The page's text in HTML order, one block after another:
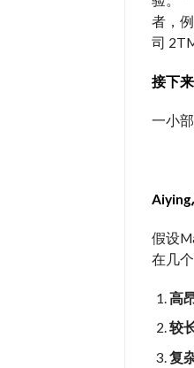
者，
司
接下
一小
Aiying
假设
在几
高
较
复